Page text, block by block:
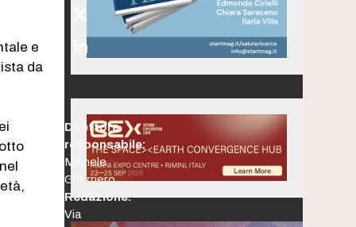
e
da
Twitter
(deprecated)
LinkedIn
Direttore
responsabile:
Michele
Guerriero
Redazione:
Via